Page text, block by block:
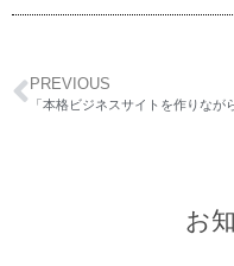
PREVIOUS
「本格ビジネスサイトを作りな
お